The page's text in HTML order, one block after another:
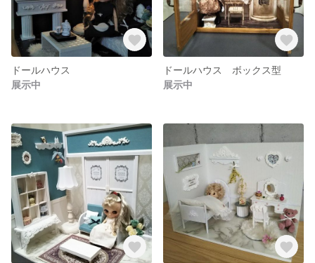
ドールハウス
展示中
ドールハウス ボックス型
展示中